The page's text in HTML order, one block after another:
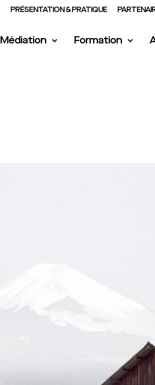
PRÉSENTATION & PRATIQUE
Médiation Formation